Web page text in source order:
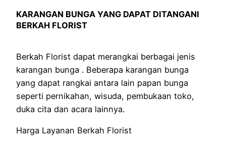
KARANGAN BUNGA YANG DAPAT DITANGANI
BERKAH FLORIST
Berkah Florist dapat merangkai berbagai jenis
karangan bunga . Beberapa karangan bunga
yang dapat rangkai antara lain papan bunga
seperti pernikahan, wisuda, pembukaan toko,
duka cita dan acara lainnya.
Harga Layanan Berkah Florist